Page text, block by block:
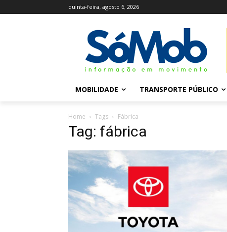
quinta-feira, agosto 6, 2026
MOBILIDADE TRANSPORTE PÚBLICO
Home Tags Fábrica
Tag: fábrica